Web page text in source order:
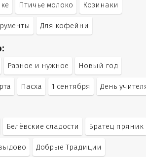
Птичье молоко Козинаки
Для кофейни
Разное и нужное Новый год
Пасха 1 сентября День
Белёвские сладости Братец пряник
Добрые Традиции